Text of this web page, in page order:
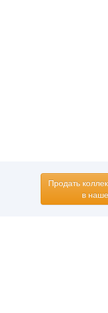
Продать
в